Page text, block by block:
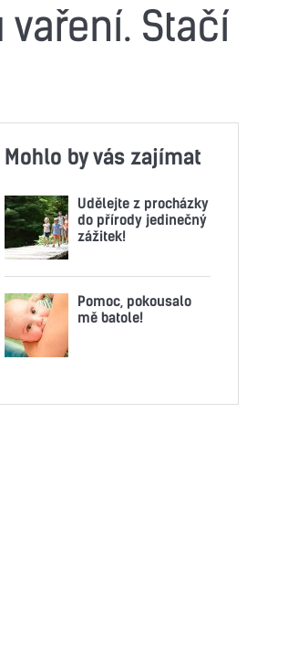
vaření. Stačí
Mohlo by vás zajímat
Udělejte z procházky
do přírody jedinečný
zážitek!
Pomoc, pokousalo
mě batole!